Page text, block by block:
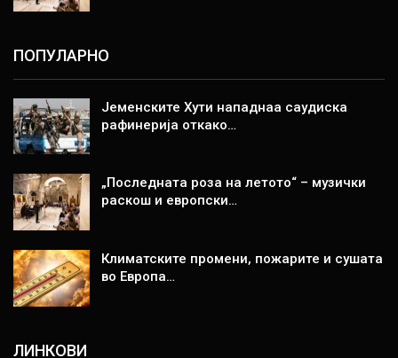
ПОПУЛАРНО
Јеменските Хути нападнаа саудиска
рафинерија откако…
„Последната роза на летото“ – музички
раскош и европски…
Климатските промени, пожарите и сушата
во Европа…
ЛИНКОВИ